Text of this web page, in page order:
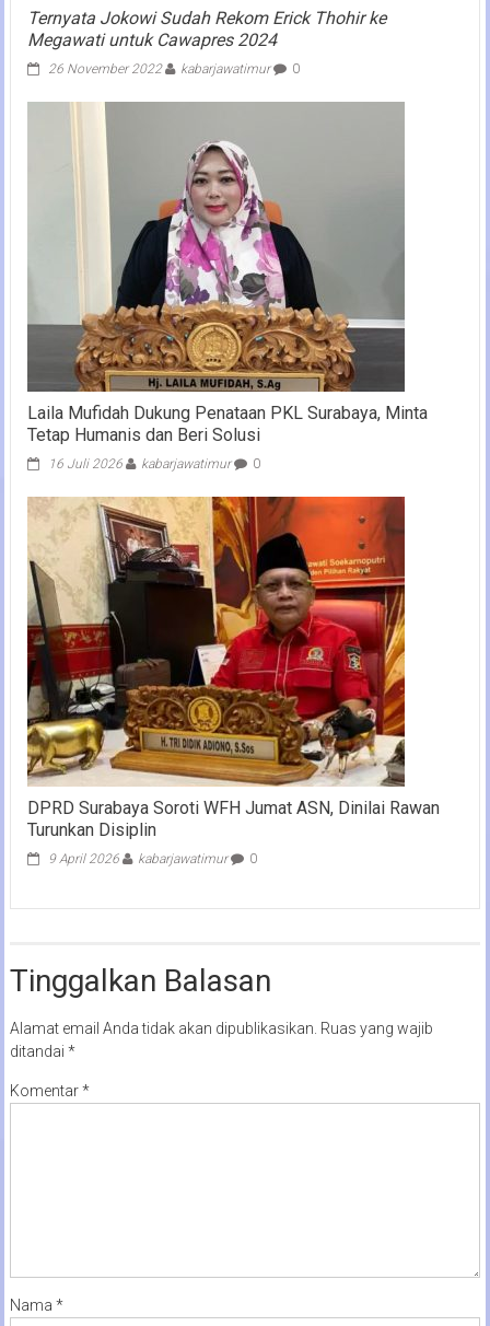
Ternyata Jokowi Sudah Rekom Erick Thohir ke
Megawati untuk Cawapres 2024
26 November 2022 kabarjawatimur 0
Laila Mufidah Dukung Penataan PKL Surabaya, Minta
Tetap Humanis dan Beri Solusi
16 Juli 2026 kabarjawatimur 0
DPRD Surabaya Soroti WFH Jumat ASN, Dinilai Rawan
Turunkan Disiplin
9 April 2026 kabarjawatimur 0
Tinggalkan Balasan
Alamat email Anda tidak akan dipublikasikan. Ruas yang wajib
ditandai *
Komentar*
Nama *